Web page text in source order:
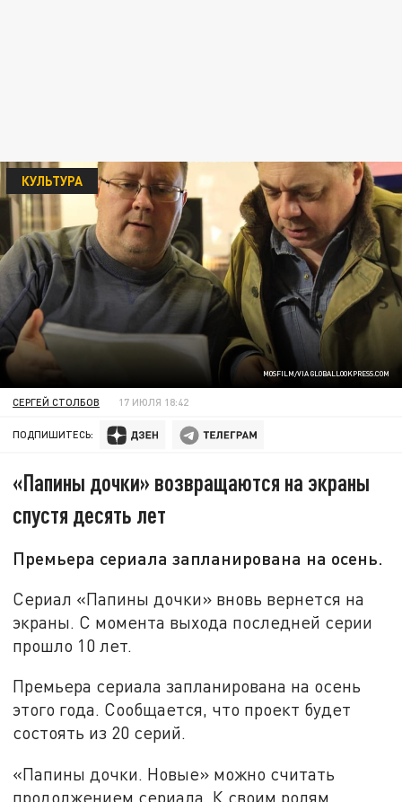
MOSFILM/VIA GLOBALLOOKPRESS.COM
КУЛЬТУРА
СЕРГЕЙ СТОЛБОВ 17 ИЮЛЯ 18:42
ПОДПИШИТЕСЬ:
«Папины дочки» возвращаются на экраны
спустя десять лет
Премьера сериала запланирована на осень.
Сериал «Папины дочки» вновь вернется на
экраны. С момента выхода последней серии
прошло 10 лет.
Премьера сериала запланирована на осень
этого года. Сообщается, что проект будет
состоять из 20 серий.
«Папины дочки. Новые» можно считать
продолжением сериала. К своим ролям